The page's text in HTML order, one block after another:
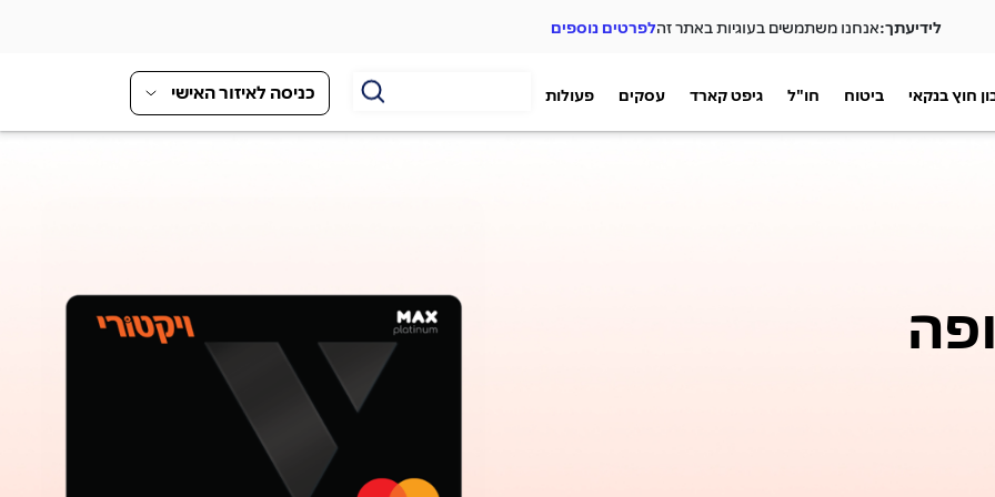
לידיעתך:אנחנו משתמשים בעוגיות באתר זהלפרטים נוספים
חוץ בנקאי ביטוח חו"ל גיפט קארד עסקים פעולות כניסה לאיזור האישי